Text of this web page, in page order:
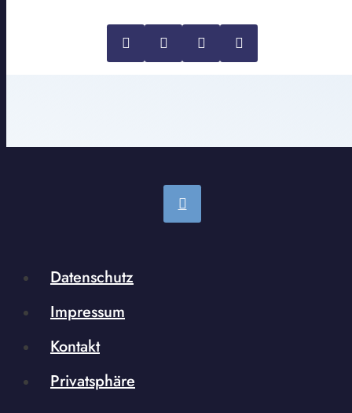
Datenschutz
Impressum
Kontakt
Privatsphäre